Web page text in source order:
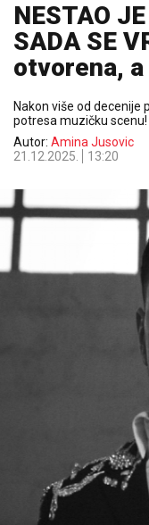
NESTAO
SADA SE
otvorena,
Nakon više od decenije
potresa muzičku scenu!
Autor: Amina Jusovic
21.12.2025.
13:20